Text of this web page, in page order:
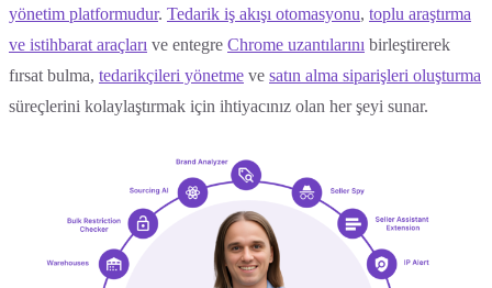
yönetim platformudur. Tedarik iş akışı otomasyonu, toplu araştırma
ve istihbarat araçları ve entegre Chrome uzantılarını birleştirerek
fırsat bulma, tedarikçileri yönetme ve satın alma siparişleri oluşturma
süreçlerini kolaylaştırmak için ihtiyacınız olan her şeyi sunar.